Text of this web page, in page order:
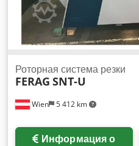
Wien 5 412 km
Роторная система резки
FERAG SNT-U